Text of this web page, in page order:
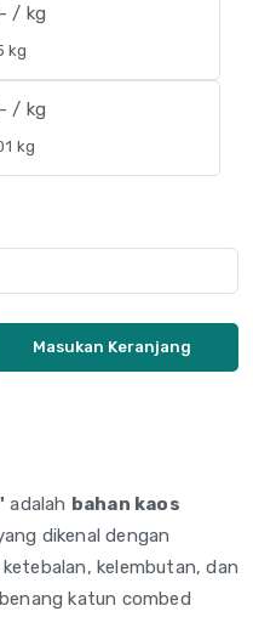
/ kg
kg
/ kg
kg
Masukan Keranjang
adalah bahan kaos
dikenal dengan
kelembutan, dan
katun combed